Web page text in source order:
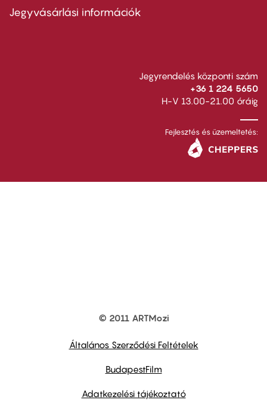
second
Jegyvásárlási információk
Jegyrendelés központi szám
+36 1 224 5650
H-V 13.00-21.00 óráig
Fejlesztés és üzemeltetés:
© 2011 ARTMozi
Általános Szerződési Feltételek
BudapestFilm
Adatkezelési tájékoztató